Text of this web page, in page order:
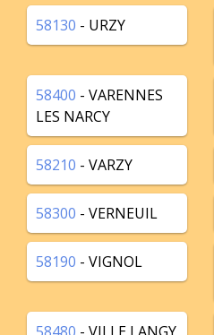
58130 - URZY
58400 - VARENNES
LES NARCY
58210 - VARZY
58300 - VERNEUIL
58190 - VIGNOL